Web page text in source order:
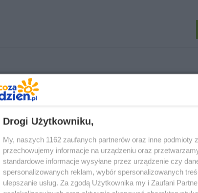
Informator
kulturalny. Co
będzie działo się w
weekend?
Autor artykułu:
nika
Adresy kultury |
Muzeum Wsi
Radomskiej
Drogi Użytkowniku,
My, naszych 1162 zaufanych partnerów oraz inne podmioty
przechowujemy informacje na urządzeniu oraz
standardowe informacje wysyłane przez urządzenie czy
spersonalizowanych reklam, wybór spersonalizowanych
ulepszanie usług. Za zgodą Użytkownika my i Zaufani